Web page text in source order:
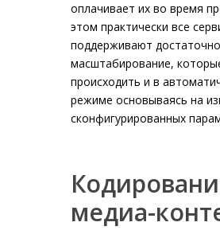
оплачивает их во время
этом практически все
поддерживают
масштабирование,
происходить и в
режиме основываясь на
сконфигурированных
медиа-